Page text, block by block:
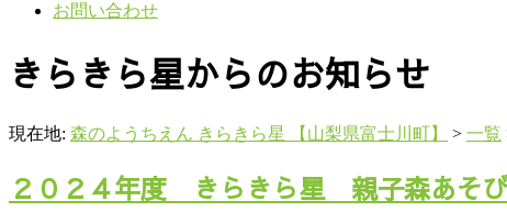
お問い合わせ
きらきら星からのお知らせ
現在地: 森のようちえん きらきら星 【山梨県富士川町】 > 一覧
２０２４年度 きらきら星 親子森あそ